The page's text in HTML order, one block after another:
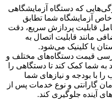
که دستگاه آزمایشگاهی
خاص آزمایشگاه شما تطابق
قابلیت پردازش سریع، دقت
مانند قابلیت اتصال به
یا کلینیک می‌شود.
قیمت دستگاه‌های مختلف و
به شما کمک کند تا دستگاهی را
را با بودجه و نیازهای شما
گارانتی و نوع خدمات پس از
آینده جلوگیری کند.